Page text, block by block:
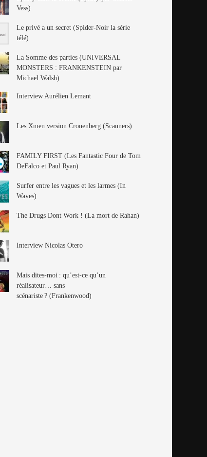
Vess)
Le privé a un secret (Spider-Noir la série
télé)
La Somme des parties (UNIVERSAL
MONSTERS : FRANKENSTEIN par
Michael Walsh)
Interview Aurélien Lemant
Les Xmen version Cronenberg (Scanners)
FAMILY FIRST (Les Fantastic Four de Tom
DeFalco et Paul Ryan)
Surfer entre les vagues et les larmes (In
Waves)
The Drugs Dont Work ! (La mort de Rahan)
Interview Nicolas Otero
Mais dites-moi : qu’est-ce qu’un
réalisateur… sans
scénariste ? (Frankenwood)